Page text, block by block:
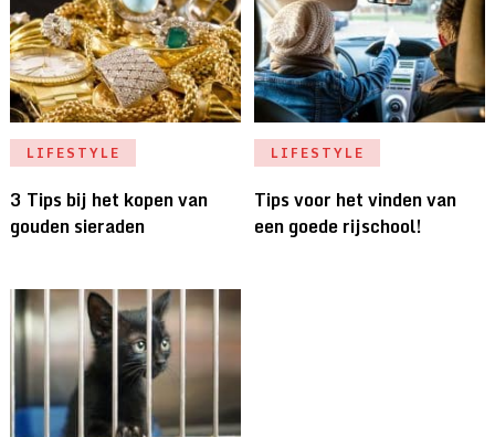
LIFESTYLE
3 Tips bij het kopen van
gouden sieraden
LIFESTYLE
Tips voor het vinden van
een goede rijschool!